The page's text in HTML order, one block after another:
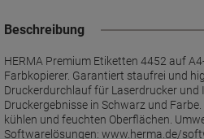
Beschreibung
HERMA Premium Etiketten 4452 auf
Farbkopierer. Garantiert staufrei und
Druckerdurchlauf für Laserdrucker und
Druckergebnisse in Schwarz und
kühlen und feuchten Oberflächen.
Softwarelösungen: www.herma.de/